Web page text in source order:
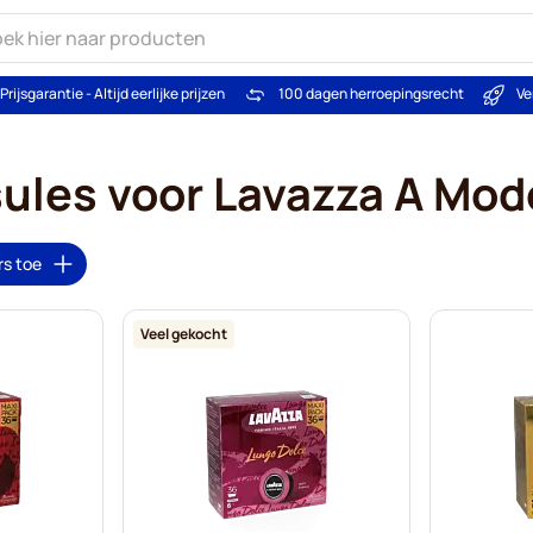
Prijsgarantie - Altijd eerlijke prijzen 100 dagen herroepingsrecht
voor Lavazza A
toe
Veel gekocht